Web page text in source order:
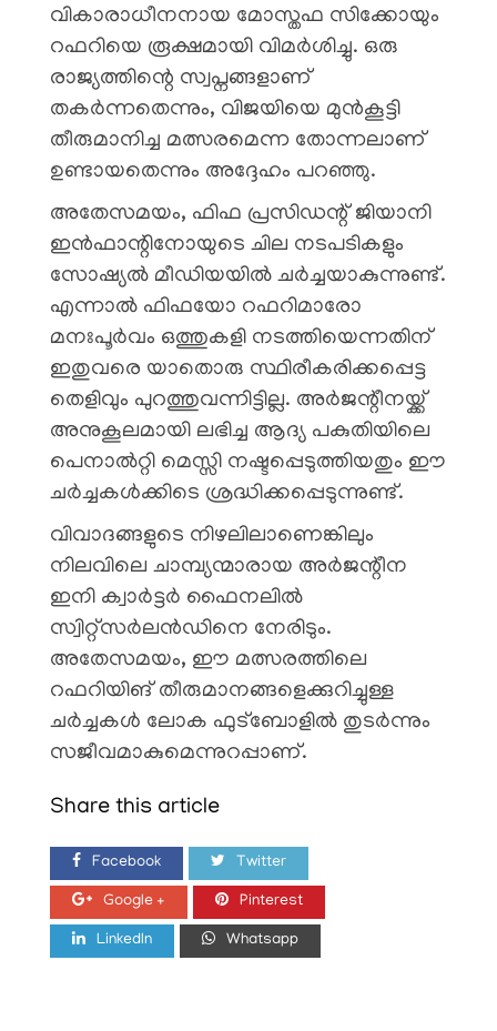
വികാരാധീനനായ മോസ്തഫ സിക്കോയും
റഫറിയെ രൂക്ഷമായി വിമർശിച്ചു. ഒരു
രാജ്യത്തിന്റെ സ്വപ്നങ്ങളാണ്
തകർന്നതെന്നും, വിജയിയെ മുൻകൂട്ടി
തീരുമാനിച്ച മത്സരമെന്ന തോന്നലാണ്
ഉണ്ടായതെന്നും അദ്ദേഹം പറഞ്ഞു.
അതേസമയം, ഫിഫ പ്രസിഡന്റ് ജിയാനി
ഇൻഫാന്റിനോയുടെ ചില നടപടികളും
സോഷ്യൽ മീഡിയയിൽ ചർച്ചയാകുന്നുണ്ട്.
എന്നാൽ ഫിഫയോ റഫറിമാരോ
മനഃപൂർവം ഒത്തുകളി നടത്തിയെന്നതിന്
ഇതുവരെ യാതൊരു സ്ഥിരീകരിക്കപ്പെട്ട
തെളിവും പുറത്തുവന്നിട്ടില്ല. അർജന്റീനയ്ക്ക്
അനുകൂലമായി ലഭിച്ച ആദ്യ പകുതിയിലെ
പെനാൽറ്റി മെസ്സി നഷ്ടപ്പെടുത്തിയതും ഈ
ചർച്ചകൾക്കിടെ ശ്രദ്ധിക്കപ്പെടുന്നുണ്ട്.
വിവാദങ്ങളുടെ നിഴലിലാണെങ്കിലും
നിലവിലെ ചാമ്പ്യന്മാരായ അർജന്റീന
ഇനി ക്വാർട്ടർ ഫൈനലിൽ
സ്വിറ്റ്‌സർലൻഡിനെ നേരിടും.
അതേസമയം, ഈ മത്സരത്തിലെ
റഫറിയിങ് തീരുമാനങ്ങളെക്കുറിച്ചുള്ള
ചർച്ചകൾ ലോക ഫുട്ബോളിൽ തുടർന്നും
സജീവമാകുമെന്നുറപ്പാണ്.
Share this article
Facebook Twitter
Google + Pinterest
LinkedIn Whatsapp